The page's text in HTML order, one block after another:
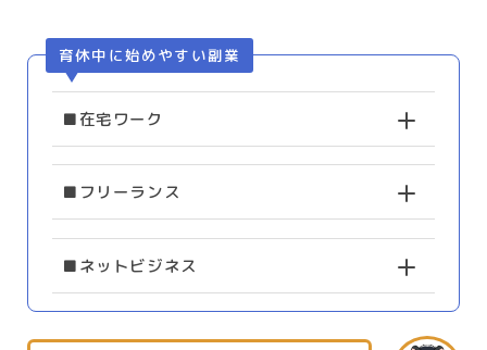
育休中に始めやすい副業
■在宅ワーク
■フリーランス
■ネットビジネス